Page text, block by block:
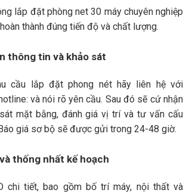
lắp đặt phòng net 30 máy chuyên nghiệp
thành đúng tiến độ và chất lượng.
thông tin và khảo sát
cầu lắp đặt phong nét hãy liên hệ với
và nói rõ yên cầu. Sau đó sẽ cứ nhận
mặt bằng, đánh giá vị trí và tư vấn cấu
giá sơ bộ sẽ được gửi trong 24-48 giờ.
thống nhất kế hoạch
chi tiết, bao gồm bố trí máy, nội thất và